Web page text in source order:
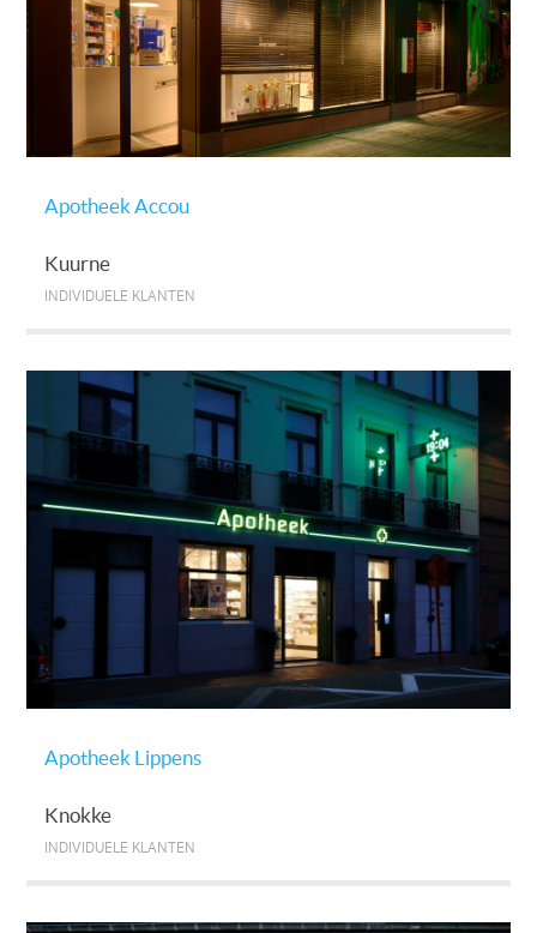
Apotheek Accou
Kuurne
INDIVIDUELE KLANTEN
Apotheek Lippens
Knokke
INDIVIDUELE KLANTEN